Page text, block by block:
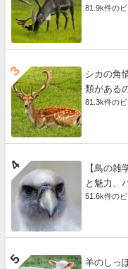
81.9k件の
シカの角
類がある
81.3k件の
【鳥の雑
と魅力、
51.6k件の
羊のしっ